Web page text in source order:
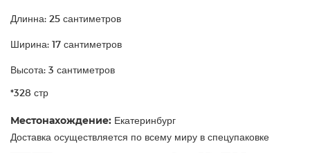
Длинна: 25 сантиметров
Ширина: 17 сантиметров
Высота: 3 сантиметров
*328 стр
Местонахождение: Екатеринбург
Доставка осуществляется по всему миру в спецупаковке